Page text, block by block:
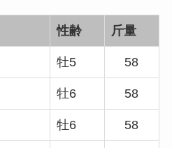
性齢 斤量
牡5 58
牡6 58
牡6 58